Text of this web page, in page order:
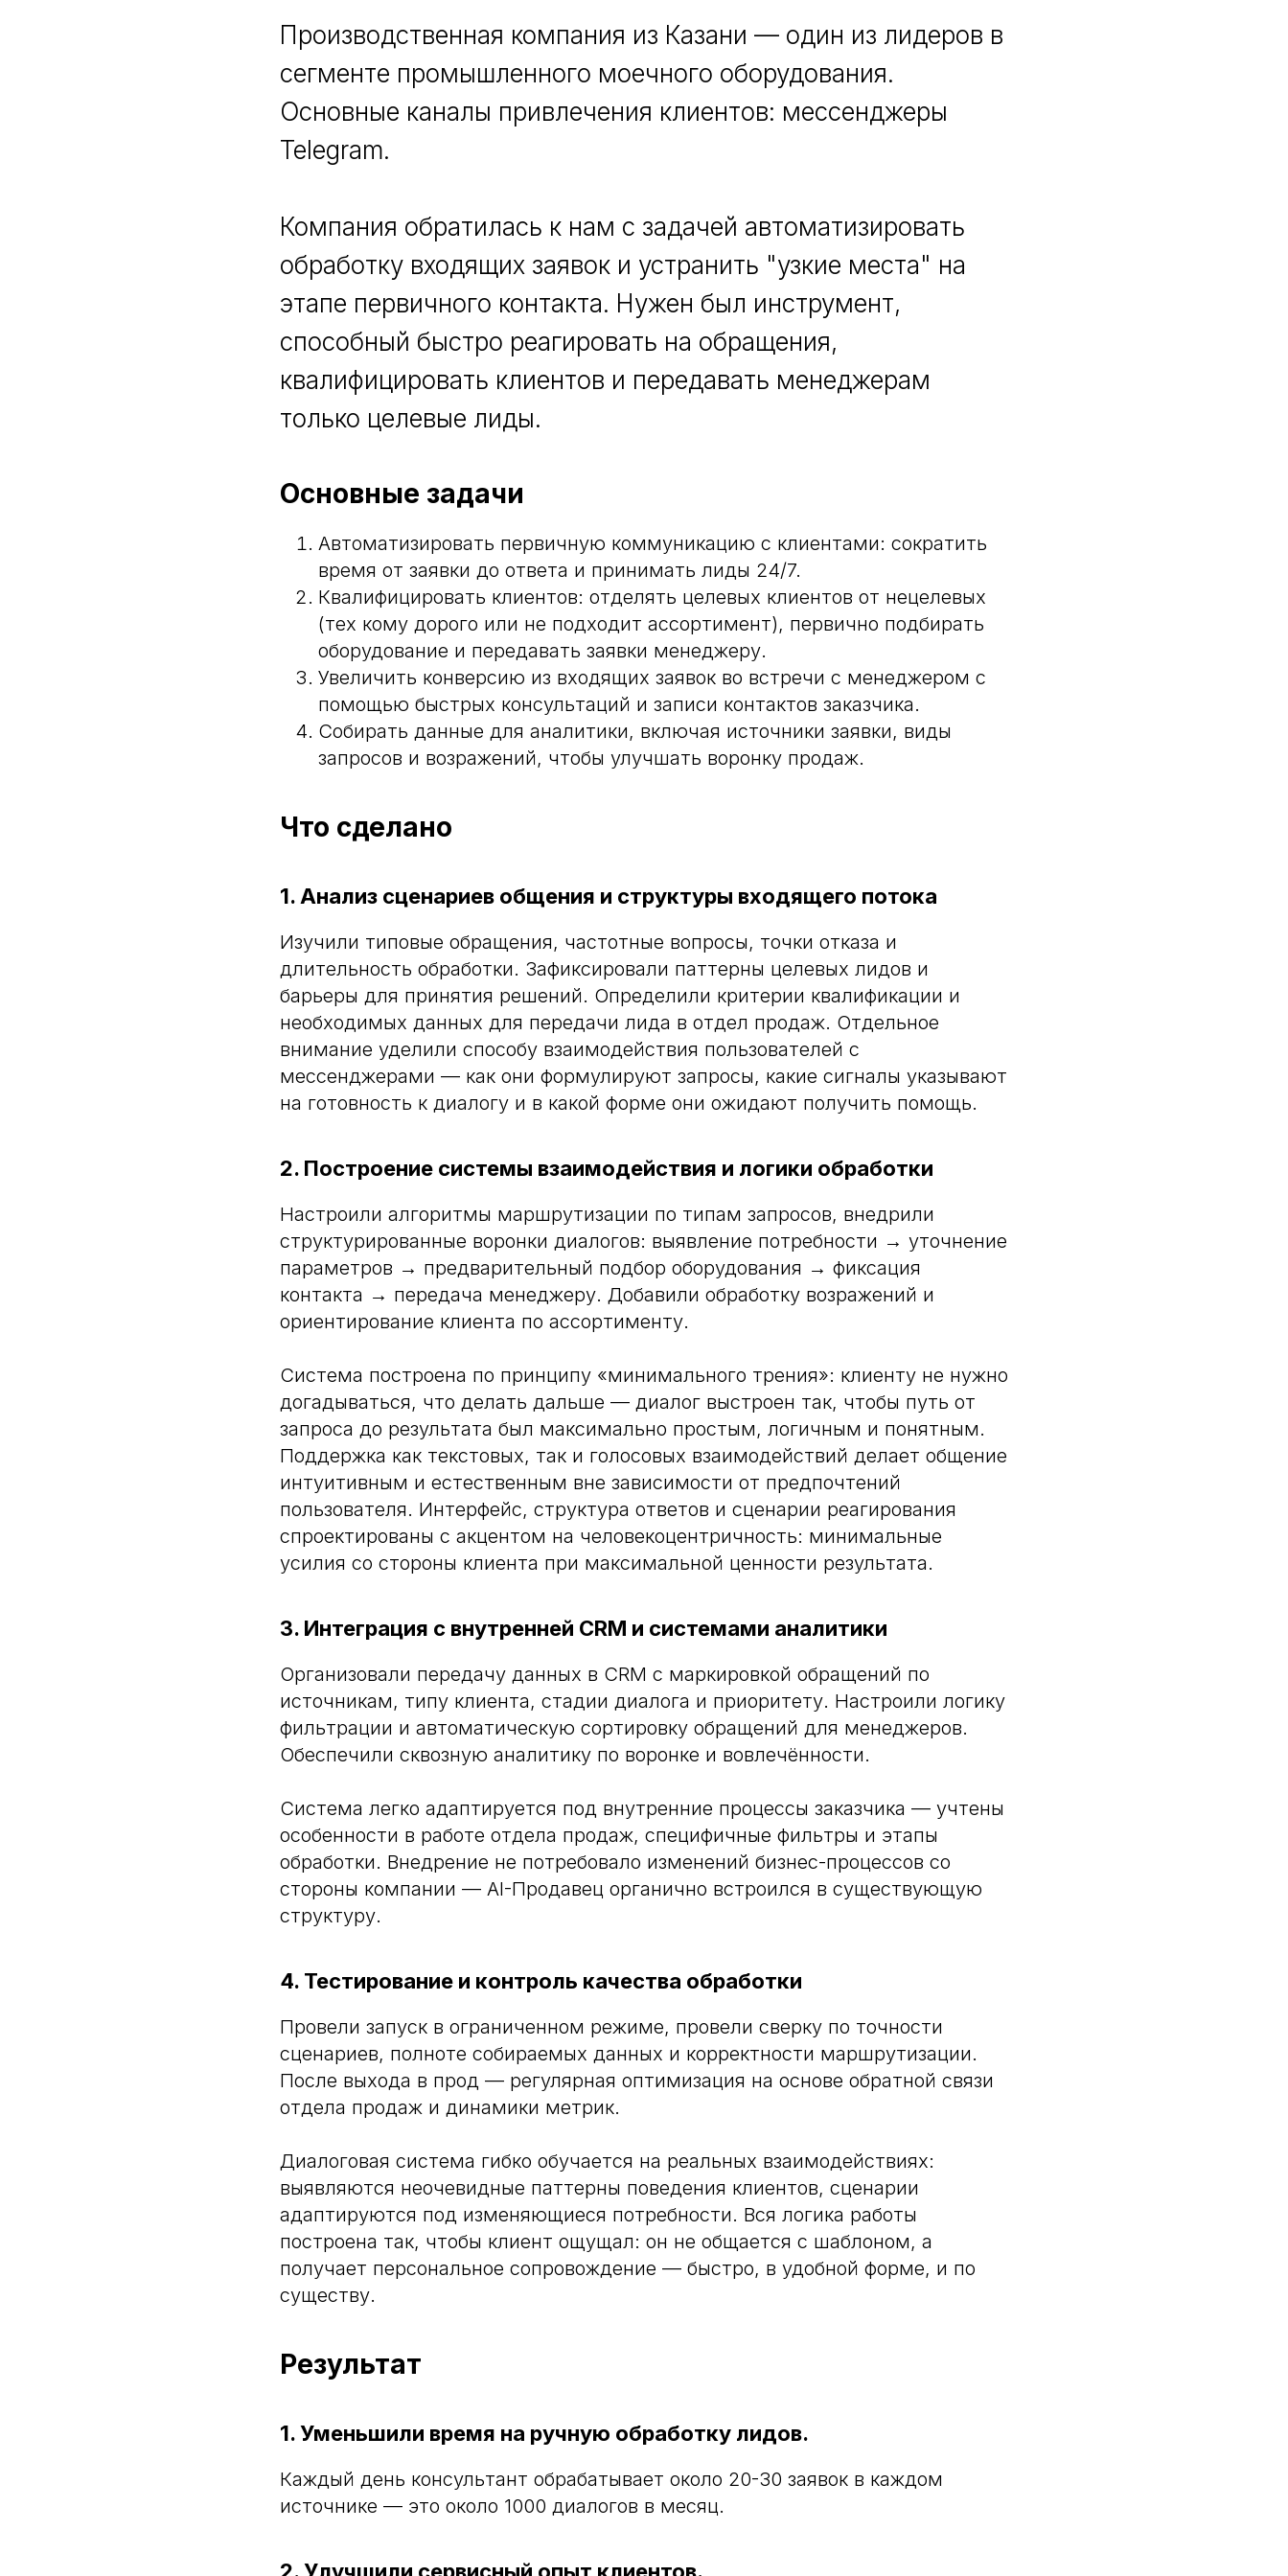
Производственная компания из Казани — один из лидеров в
сегменте промышленного моечного оборудования.
Основные каналы привлечения клиентов: мессенджеры
Telegram.
Компания обратилась к нам с задачей автоматизировать
обработку входящих заявок и устранить "узкие места" на
этапе первичного контакта. Нужен был инструмент,
способный быстро реагировать на обращения,
квалифицировать клиентов и передавать менеджерам
только целевые лиды.
Основные задачи
Автоматизировать первичную коммуникацию с клиентами: сократить
время от заявки до ответа и принимать лиды 24/7.
Квалифицировать клиентов: отделять целевых клиентов от нецелевых
(тех кому дорого или не подходит ассортимент), первично подбирать
оборудование и передавать заявки менеджеру.
Увеличить конверсию из входящих заявок во встречи с менеджером с
помощью быстрых консультаций и записи контактов заказчика.
Собирать данные для аналитики, включая источники заявки, виды
запросов и возражений, чтобы улучшать воронку продаж.
Что сделано
1. Анализ сценариев общения и структуры входящего потока
Изучили типовые обращения, частотные вопросы, точки отказа и
длительность обработки. Зафиксировали паттерны целевых лидов и
барьеры для принятия решений. Определили критерии квалификации и
необходимых данных для передачи лида в отдел продаж. Отдельное
внимание уделили способу взаимодействия пользователей с
мессенджерами — как они формулируют запросы, какие сигналы указывают
на готовность к диалогу и в какой форме они ожидают получить помощь.
2. Построение системы взаимодействия и логики обработки
Настроили алгоритмы маршрутизации по типам запросов, внедрили
структурированные воронки диалогов: выявление потребности → уточнение
параметров → предварительный подбор оборудования → фиксация
контакта → передача менеджеру. Добавили обработку возражений и
ориентирование клиента по ассортименту.
Система построена по принципу «минимального трения»: клиенту не нужно
догадываться, что делать дальше — диалог выстроен так, чтобы путь от
запроса до результата был максимально простым, логичным и понятным.
Поддержка как текстовых, так и голосовых взаимодействий делает общение
интуитивным и естественным вне зависимости от предпочтений
пользователя. Интерфейс, структура ответов и сценарии реагирования
спроектированы с акцентом на человекоцентричность: минимальные
усилия со стороны клиента при максимальной ценности результата.
3. Интеграция с внутренней CRM и системами аналитики
Организовали передачу данных в CRM с маркировкой обращений по
источникам, типу клиента, стадии диалога и приоритету. Настроили логику
фильтрации и автоматическую сортировку обращений для менеджеров.
Обеспечили сквозную аналитику по воронке и вовлечённости.
Система легко адаптируется под внутренние процессы заказчика — учтены
особенности в работе отдела продаж, специфичные фильтры и этапы
обработки. Внедрение не потребовало изменений бизнес-процессов со
стороны компании — AI-Продавец органично встроился в существующую
структуру.
4. Тестирование и контроль качества обработки
Провели запуск в ограниченном режиме, провели сверку по точности
сценариев, полноте собираемых данных и корректности маршрутизации.
После выхода в прод — регулярная оптимизация на основе обратной связи
отдела продаж и динамики метрик.
Диалоговая система гибко обучается на реальных взаимодействиях:
выявляются неочевидные паттерны поведения клиентов, сценарии
адаптируются под изменяющиеся потребности. Вся логика работы
построена так, чтобы клиент ощущал: он не общается с шаблоном, а
получает персональное сопровождение — быстро, в удобной форме, и по
существу.
Результат
1. Уменьшили время на ручную обработку лидов.
Каждый день консультант обрабатывает около 20-30 заявок в каждом
источнике — это около 1000 диалогов в месяц.
2. Улучшили сервисный опыт клиентов.